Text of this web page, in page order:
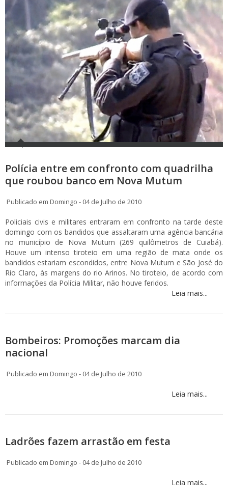
Polícia entre em confronto com quadrilha
que roubou banco em Nova Mutum
Publicado em Domingo - 04 de Julho de 2010
Policiais civis e militares entraram em confronto na tarde deste
domingo com os bandidos que assaltaram uma agência bancária
no município de Nova Mutum (269 quilômetros de Cuiabá).
Houve um intenso tiroteio em uma região de mata onde os
bandidos estariam escondidos, entre Nova Mutum e São José do
Rio Claro, às margens do rio Arinos. No tiroteio, de acordo com
informações da Polícia Militar, não houve feridos.
Leia mais...
Bombeiros: Promoções marcam dia
nacional
Publicado em Domingo - 04 de Julho de 2010
Leia mais...
Ladrões fazem arrastão em festa
Publicado em Domingo - 04 de Julho de 2010
Leia mais...